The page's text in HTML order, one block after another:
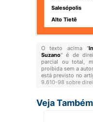
Salesópolis
Alto Tietê
O texto acima "
Suzano" é de
parcial ou total,
proibida sem a
está previsto no
9.610-98 sobre
Veja Também